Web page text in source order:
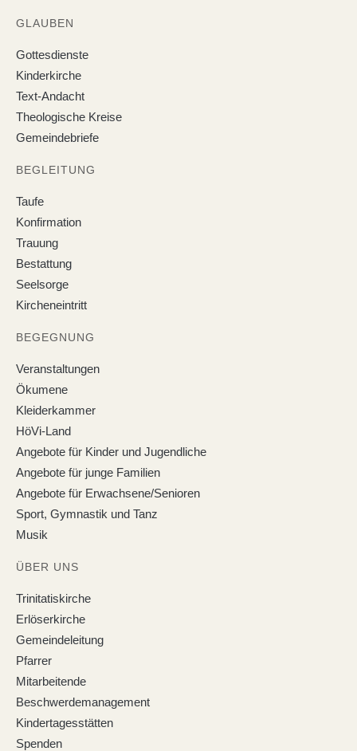
GLAUBEN
Gottesdienste
Kinderkirche
Text-Andacht
Theologische Kreise
Gemeindebriefe
BEGLEITUNG
Taufe
Konfirmation
Trauung
Bestattung
Seelsorge
Kircheneintritt
BEGEGNUNG
Veranstaltungen
Ökumene
Kleiderkammer
HöVi-Land
Angebote für Kinder und Jugendliche
Angebote für junge Familien
Angebote für Erwachsene/Senioren
Sport, Gymnastik und Tanz
Musik
ÜBER UNS
Trinitatiskirche
Erlöserkirche
Gemeindeleitung
Pfarrer
Mitarbeitende
Beschwerdemanagement
Kindertagesstätten
Spenden